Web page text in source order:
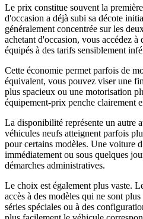
Le prix constitue souvent la
d'occasion a déjà subi sa décote
généralement concentrée sur les
achetant d'occasion, vous accédez à
équipés à des tarifs sensiblement
Cette économie permet parfois de
équivalent, vous pouvez viser une
plus spacieux ou une motorisation
équipement-prix penche clairement
La disponibilité représente un autre
véhicules neufs atteignent parfois
pour certains modèles. Une voiture
immédiatement ou sous quelques
démarches administratives.
Le choix est également plus vaste.
accès à des modèles qui ne sont
séries spéciales ou à des